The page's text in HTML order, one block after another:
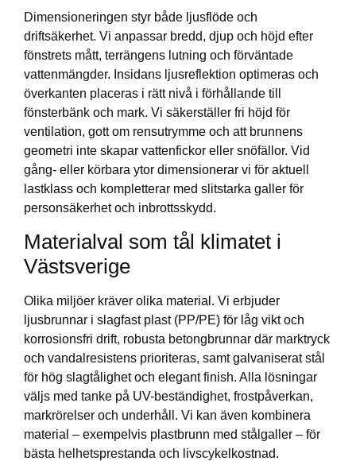
Dimensioneringen styr både ljusflöde och
driftsäkerhet. Vi anpassar bredd, djup och höjd efter
fönstrets mått, terrängens lutning och förväntade
vattenmängder. Insidans ljusreflektion optimeras och
överkanten placeras i rätt nivå i förhållande till
fönsterbänk och mark. Vi säkerställer fri höjd för
ventilation, gott om rensutrymme och att brunnens
geometri inte skapar vattenfickor eller snöfällor. Vid
gång- eller körbara ytor dimensionerar vi för aktuell
lastklass och kompletterar med slitstarka galler för
personsäkerhet och inbrottsskydd.
Materialval som tål klimatet i
Västsverige
Olika miljöer kräver olika material. Vi erbjuder
ljusbrunnar i slagfast plast (PP/PE) för låg vikt och
korrosionsfri drift, robusta betongbrunnar där marktryck
och vandalresistens prioriteras, samt galvaniserat stål
för hög slagtålighet och elegant finish. Alla lösningar
väljs med tanke på UV-beständighet, frostpåverkan,
markrörelser och underhåll. Vi kan även kombinera
material – exempelvis plastbrunn med stålgaller – för
bästa helhetsprestanda och livscykelkostnad.